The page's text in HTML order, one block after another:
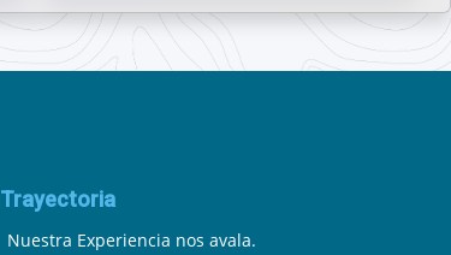
Trayectoria
Nuestra Experiencia nos avala.